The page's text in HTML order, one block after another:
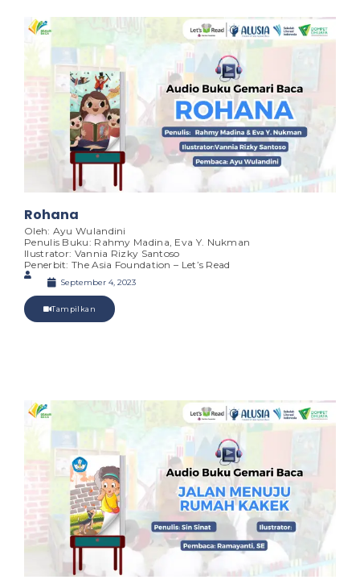
Rohana
Oleh: Ayu Wulandini
Penulis Buku: Rahmy Madina, Eva Y. Nukman
Ilustrator: Vannia Rizky Santoso
Penerbit: The Asia Foundation – Let’s Read
September 4, 2023
Tampilkan